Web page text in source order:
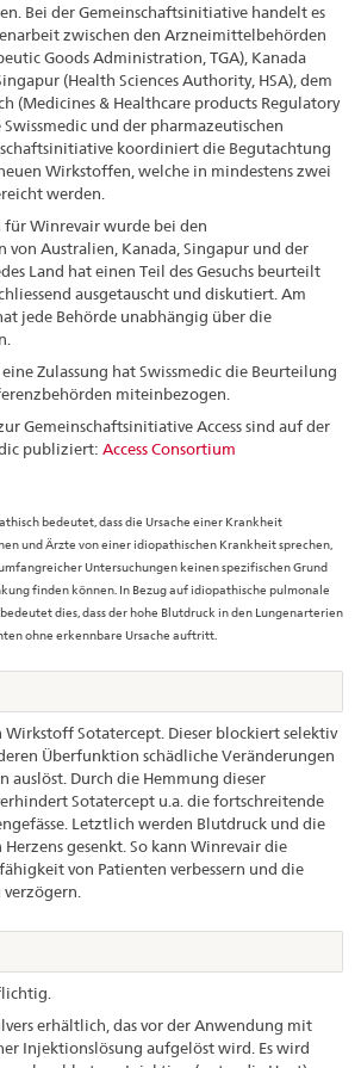
Bei der Gemeinschaftsinitiative handelt es
zwischen den Arzneimittelbehörden
Goods Administration, TGA), Kanada
(Health Sciences Authority, HSA), dem
(Medicines & Healthcare products Regulatory
Swissmedic und der pharmazeutischen
koordiniert die Begutachtung
Wirkstoffen, welche in mindestens zwei
werden.
für Winrevair wurde bei den
Australien, Kanada, Singapur und der
Land hat einen Teil des Gesuchs beurteilt
ausgetauscht und diskutiert. Am
jede Behörde unabhängig über die
Zulassung hat Swissmedic die Beurteilung
miteinbezogen.
Gemeinschaftsinitiative Access sind auf der
publiziert: Access Consortium
bedeutet, dass die Ursache einer Krankheit
und Ärzte von einer idiopathischen Krankheit sprechen,
Untersuchungen keinen spezifischen Grund
finden können. In Bezug auf idiopathische pulmonale
dies, dass der hohe Blutdruck in den Lungenarterien
ohne erkennbare Ursache auftritt.
Sotatercept. Dieser blockiert selektiv
Überfunktion schädliche Veränderungen
auslöst. Durch die Hemmung dieser
Sotatercept u.a. die fortschreitende
Letztlich werden Blutdruck und die
Herzens gesenkt. So kann Winrevair die
von Patienten verbessern und die
erhältlich, das vor der Anwendung mit
Injektionslösung aufgelöst wird. Es wird